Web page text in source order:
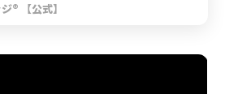
® 【公式】